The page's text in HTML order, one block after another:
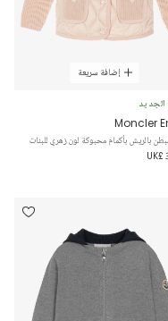
إضافة سريعة
الجديد
Moncler
بالريش بأكمام محبوكة لون زهري للبنات
UK£